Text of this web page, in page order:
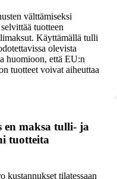
välttämiseksi
tuotteen
Käyttämällä tulli
olevista
huomioon, että EU:n
tuotteet voivat aiheuttaa
en maksa tulli- ja
tuotteita
kustannukset tilatessaan